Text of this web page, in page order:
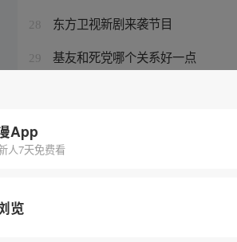
28 东方卫视新剧来袭节目
29 基友和死党哪个关系好一点
App
人7天免费看
览